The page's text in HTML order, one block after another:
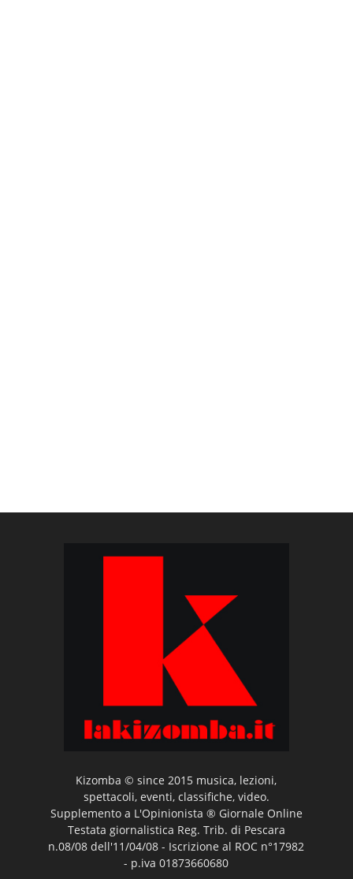
Kizomba © since 2015 musica, lezioni,
spettacoli, eventi, classifiche, video.
Supplemento a L'Opinionista ® Giornale Online
Testata giornalistica Reg. Trib. di Pescara
n.08/08 dell'11/04/08 - Iscrizione al ROC n°17982
- p.iva 01873660680